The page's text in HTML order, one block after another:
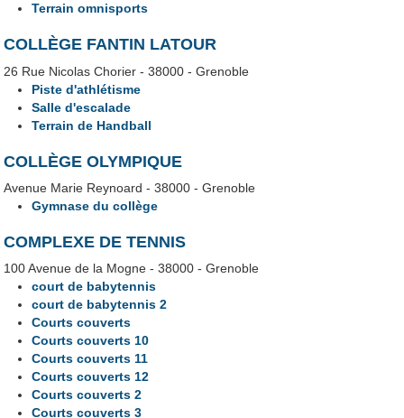
Terrain omnisports
COLLÈGE FANTIN LATOUR
26 Rue Nicolas Chorier - 38000 - Grenoble
Piste d'athlétisme
Salle d'escalade
Terrain de Handball
COLLÈGE OLYMPIQUE
Avenue Marie Reynoard - 38000 - Grenoble
Gymnase du collège
COMPLEXE DE TENNIS
100 Avenue de la Mogne - 38000 - Grenoble
court de babytennis
court de babytennis 2
Courts couverts
Courts couverts 10
Courts couverts 11
Courts couverts 12
Courts couverts 2
Courts couverts 3